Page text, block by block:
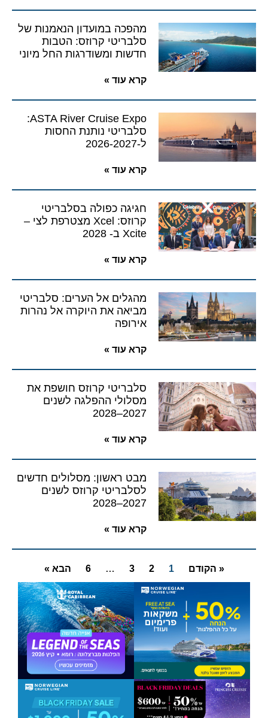
מהפכה במועדון הנאמנות של
סלבריטי קרוזס: הטבות
חדשות ומשודרגות החל מיוני
קרא עוד »
ASTA River Cruise Expo:
סלבריטי נותנת החסות
ל-2026-2027
קרא עוד »
חגיגה כפולה בסלבריטי
קרוזס: Xcel מצטרפת לצי –
Xcite ב- 2028
קרא עוד »
מהגלים אל הערים: סלבריטי
מביאה את היוקרה אל נהרות
אירופה
קרא עוד »
סלבריטי קרוזס חושפת את
מסלולי ההפלגה לשנים
2027–2028
קרא עוד »
מבט ראשון: מסלולים חדשים
לסלבריטי קרוזס לשנים
2027–2028
קרא עוד »
« הקודם 1
2
3
…
6 הבא »